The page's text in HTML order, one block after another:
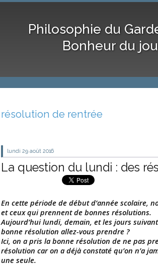
Philosophie du
Bonheur du
résolution de rentrée
lundi 29 août 2016
La question du lundi : des
En cette période de début d’année scolaire,
et ceux qui prennent de bonnes résolutions.
Aujourd’hui lundi, demain, et les jours
bonne résolution allez-vous prendre ?
Ici, on a pris la bonne résolution de ne pas
résolution car on a déjà constaté qu’on n’a
une seule.